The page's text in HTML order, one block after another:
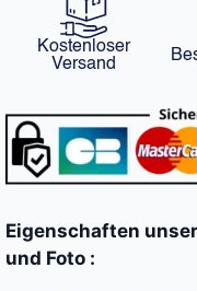
Kostenloser
Versand
Eigenschaften
und Foto :